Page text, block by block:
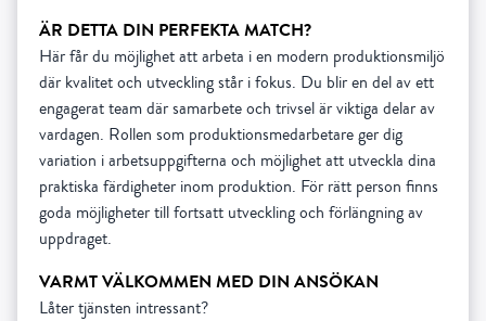
ÄR DETTA DIN PERFEKTA MATCH?
Här får du möjlighet att arbeta i en modern produktionsmiljö
där kvalitet och utveckling står i fokus. Du blir en del av ett
engagerat team där samarbete och trivsel är viktiga delar av
vardagen. Rollen som produktionsmedarbetare ger dig
variation i arbetsuppgifterna och möjlighet att utveckla dina
praktiska färdigheter inom produktion. För rätt person finns
goda möjligheter till fortsatt utveckling och förlängning av
uppdraget.
VARMT VÄLKOMMEN MED DIN ANSÖKAN
Låter tjänsten intressant?